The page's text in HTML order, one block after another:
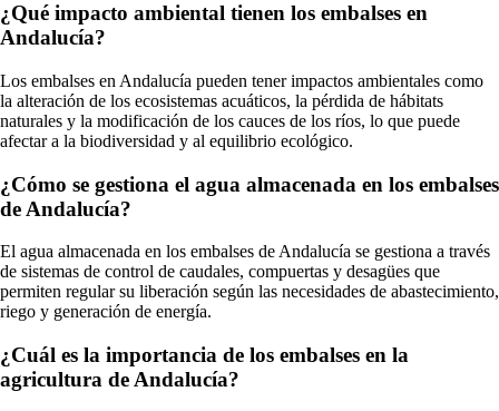
¿Qué impacto ambiental tienen los embalses en
Andalucía?
Los embalses en Andalucía pueden tener impactos ambientales como
la alteración de los ecosistemas acuáticos, la pérdida de hábitats
naturales y la modificación de los cauces de los ríos, lo que puede
afectar a la biodiversidad y al equilibrio ecológico.
¿Cómo se gestiona el agua almacenada en los embalses
de Andalucía?
El agua almacenada en los embalses de Andalucía se gestiona a través
de sistemas de control de caudales, compuertas y desagües que
permiten regular su liberación según las necesidades de abastecimiento,
riego y generación de energía.
¿Cuál es la importancia de los embalses en la
agricultura de Andalucía?